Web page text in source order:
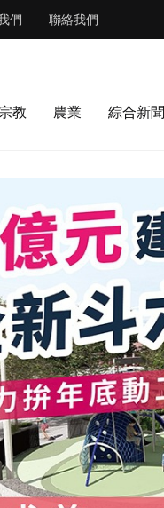
們 聯絡我們
教 農業 綜合新聞